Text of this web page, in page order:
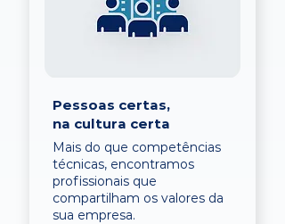
Pessoas certas,
na cultura certa
Mais do que competências
técnicas, encontramos
profissionais que
compartilham os valores da
sua empresa.